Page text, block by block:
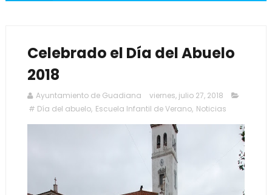
Celebrado el Día del Abuelo
2018
Ayuntamiento de Guadiana
viernes, julio 27, 2018
# Día del abuelo, Escuela Infantil de Verano, Noticias